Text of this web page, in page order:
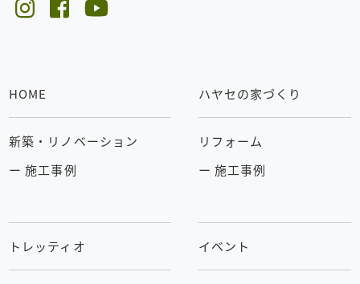
HOME
新築・リノベーション
ー 施工事例
トレッティオ
ハヤセの家づくり
リフォーム
ー 施工事例
イベント